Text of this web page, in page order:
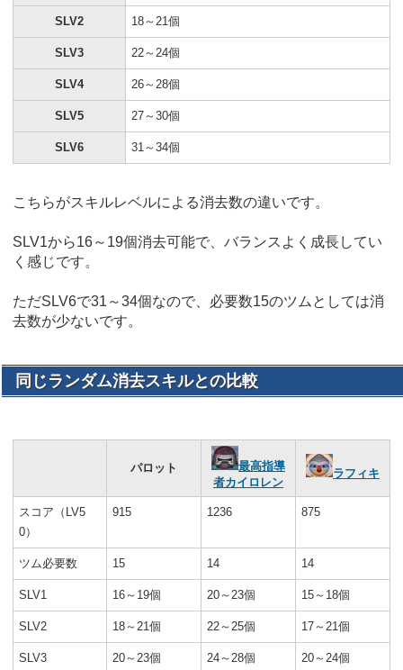
SLV2 18～21個
SLV3 22～24個
SLV4 26～28個
SLV5 27～30個
SLV6 31～34個
こちらがスキルレベルによる消去数の違いです。
SLV1から16～19個消去可能で、バランスよく成長してい
く感じです。
ただSLV6で31～34個なので、必要数15のツムとしては消
去数が少ないです。
同じランダム消去スキルとの比較
パロット
最高指導
者カイロレン
ラフィキ
スコア（LV5
0）
915 1236 875
ツム必要数 15 14 14
SLV1 16～19個 20～23個 15～18個
SLV2 18～21個 22～25個 17～21個
SLV3 20～23個 24～28個 20～24個